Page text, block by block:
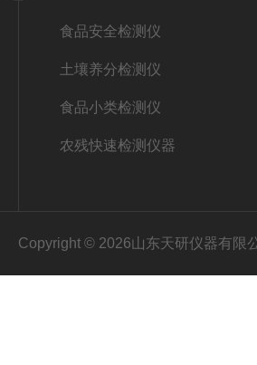
食品安全检测仪
土壤养分检测仪
食品小类检测仪
农残快速检测仪器
Copyright © 2026山东天研仪器有限